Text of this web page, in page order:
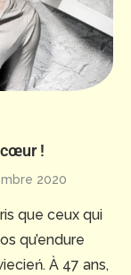
!
2020
que ceux qui
qu’endure
À 47 ans,